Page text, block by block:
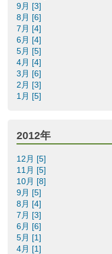
9月 [3]
8月 [6]
7月 [4]
6月 [4]
5月 [5]
4月 [4]
3月 [6]
2月 [3]
1月 [5]
2012年
12月 [5]
11月 [5]
10月 [8]
9月 [5]
8月 [4]
7月 [3]
6月 [6]
5月 [1]
4月 [1]